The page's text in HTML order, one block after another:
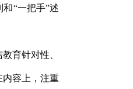
“一把手”述
育针对性、
内容上，注重